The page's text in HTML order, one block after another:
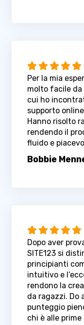
Per la mia
molto facile da
cui ho
supporto
Hanno risolto
rendendo il
fluido e
Bobbie
Dopo aver
SITE123 si
principianti
intuitivo e
rendono la
da ragazzi. Do
punteggio
chi è alle prime